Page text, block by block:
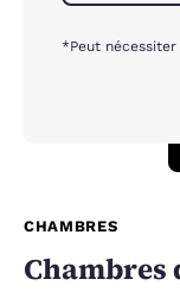
*Peut
CHAMBRES
Chambres